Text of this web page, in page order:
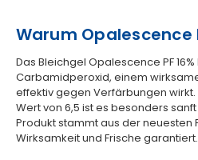
Warum Opalescence
Das Bleichgel Opalescence PF
Carbamidperoxid, einem
effektiv gegen Verfärbungen
Wert von 6,5 ist es besonders
Produkt stammt aus der neuesten
Wirksamkeit und Frische garantiert.